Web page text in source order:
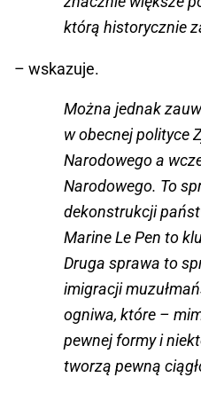
którą historycznie
– wskazuje.
Można jednak
w obecnej polityce
Narodowego a
Narodowego. To
dekonstrukcji
Marine Le Pen to
Druga sprawa to
imigracji
ogniwa, które –
pewnej formy i
tworzą pewną